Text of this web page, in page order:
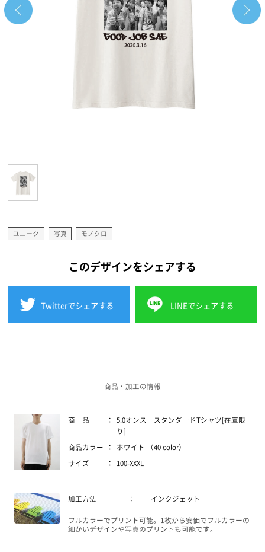
ユニーク 写真 モノクロ
このデザインをシェアする
Twitterでシェアする LINEでシェアする
商品・加工の情報
商 品 ：
5.0オンス スタンダードTシャツ[在庫限
り]
商品カラー ： ホワイト （40 color）
サイズ ： 100-XXXL
加工方法 ： インクジェット
フルカラーでプリント可能。1枚から安価でフルカラーの
細かいデザインや写真のプリントも可能です。